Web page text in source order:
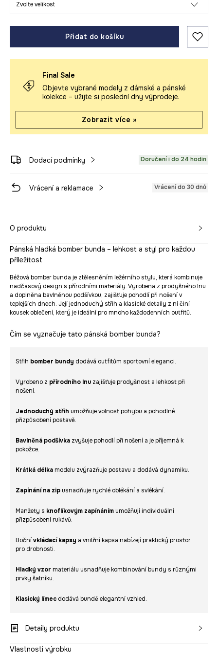
Zvolte velikost
Přidat do košíku
Final Sale
Objevte vybrané modely z dámské a pánské
kolekce – užijte si poslední dny výprodeje.
Zobrazit více »
Dodací podmínky Doručení i do 24 hodin
Vrácení a reklamace Vrácení do 30 dnů
O produktu
Pánská hladká bomber bunda – lehkost a styl pro každou
příležitost
Béžová bomber bunda je ztělesněním ležérního stylu, která kombinuje
nadčasový design s přírodními materiály. Vyrobena z prodyšného lnu
a doplněna bavlněnou podšívkou, zajišťuje pohodlí při nošení v
teplejších dnech. Její jednoduchý střih a klasické detaily z ní činí
kousek oblečení, který je ideální pro mnoho každodenních outfitů.
Čím se vyznačuje tato pánská bomber bunda?
Střih bomber bundy dodává outfitům sportovní eleganci.
Vyrobeno z přírodního lnu zajišťuje prodyšnost a lehkost při
nošení.
Jednoduchý střih umožňuje volnost pohybu a pohodlné
přizpůsobení postavě.
Bavlněná podšívka zvyšuje pohodlí při nošení a je příjemná k
pokožce.
Krátká délka modelu zvýrazňuje postavu a dodává dynamiku.
Zapínání na zip usnadňuje rychlé oblékání a svlékání.
Manžety s knoflíkovým zapínáním umožňují individuální
přizpůsobení rukávů.
Bočnívkládací kapsy a vnitřní kapsa nabízejí praktický prostor
pro drobnosti.
Hladký vzor materiálu usnadňuje kombinování bundy s různými
prvky šatníku.
Klasický límec dodává bundě elegantní vzhled.
Detaily produktu
Vlastnosti výrobku